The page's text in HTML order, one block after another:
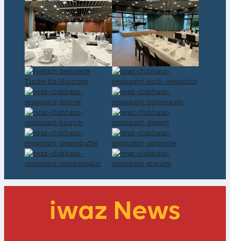
iwaz News